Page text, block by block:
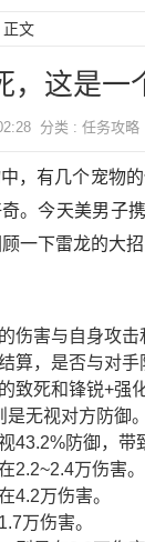
正文
，这是一
分类 : 任务攻略
，有几个宠物
。今天美男子
一下雷龙的大招
伤害与自身攻
算，是否与对手
致死和锋锐+强
无视对方防御
43.2%防御，带
2.2~2.4万伤害。
4.2万伤害。
万伤害。